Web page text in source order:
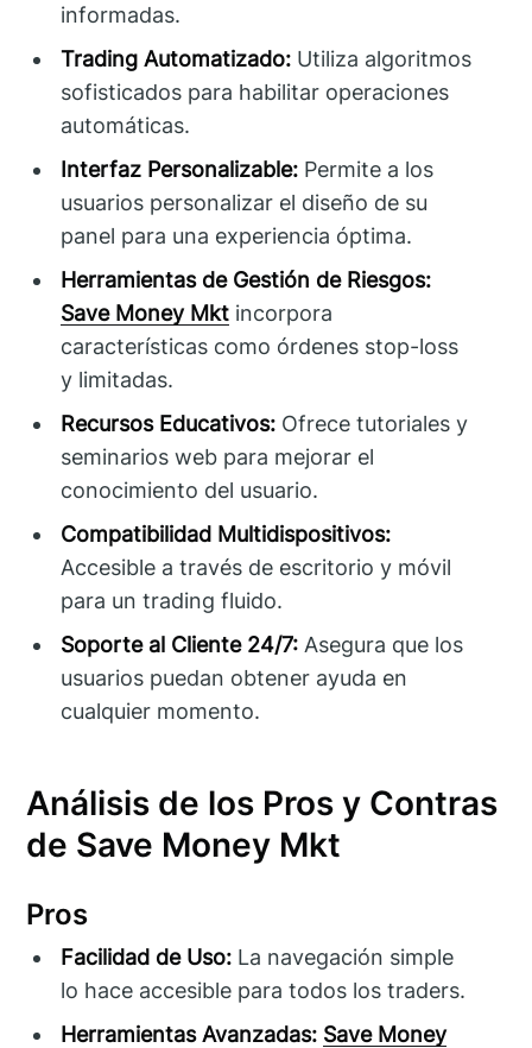
informadas.
Trading Automatizado: Utiliza algoritmos
sofisticados para habilitar operaciones
automáticas.
Interfaz Personalizable: Permite a los
usuarios personalizar el diseño de su
panel para una experiencia óptima.
Herramientas de Gestión de Riesgos:
Save Money Mkt incorpora
características como órdenes stop-loss
y limitadas.
Recursos Educativos: Ofrece tutoriales y
seminarios web para mejorar el
conocimiento del usuario.
Compatibilidad Multidispositivos:
Accesible a través de escritorio y móvil
para un trading fluido.
Soporte al Cliente 24/7: Asegura que los
usuarios puedan obtener ayuda en
cualquier momento.
Análisis de los Pros y Contras
de Save Money Mkt
Pros
Facilidad de Uso: La navegación simple
lo hace accesible para todos los traders.
Herramientas Avanzadas: Save Money